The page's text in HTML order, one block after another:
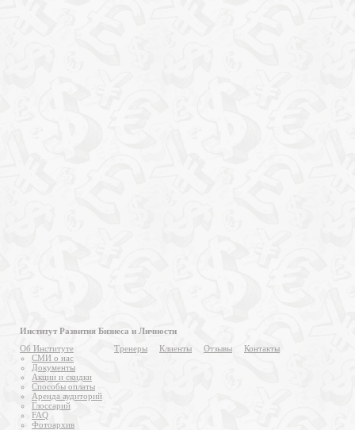
Институт Развития Бизнеса и Личности
Об Институте
СМИ о нас
Документы
Акции и скидки
Способы оплаты
Аренда аудиторий
Глоссарий
FAQ
Фотоархив
Тренеры Клиенты Отзывы Контакты